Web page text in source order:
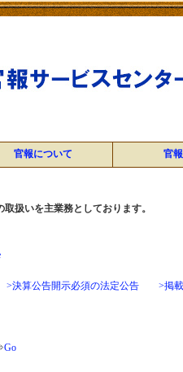
官報について 官
扱いを主業務としております。
>決算公告開示必須の法定公告 >掲
Go